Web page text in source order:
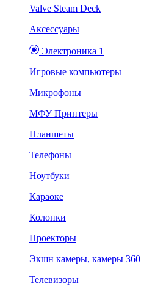
Valve Steam Deck
Аксессуары
Электроника 1
Игровые компьютеры
Микрофоны
МФУ Принтеры
Планшеты
Телефоны
Ноутбуки
Караоке
Колонки
Проекторы
Экшн камеры, камеры 360
Телевизоры